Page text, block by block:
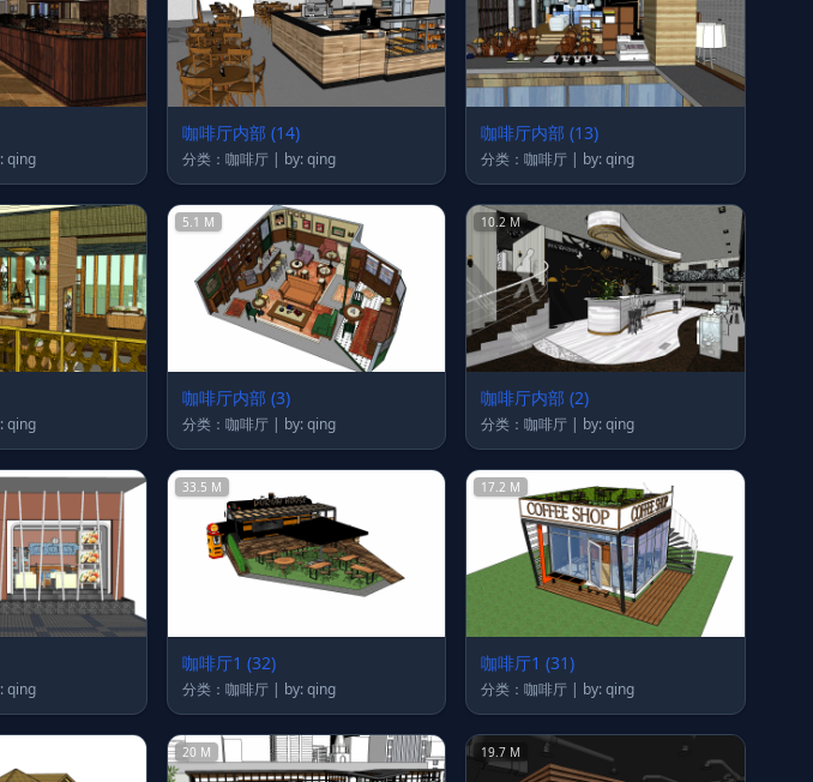
啡厅 | by: qing
咖啡厅内部 (14)
分类：咖啡厅 | by: qing
咖啡厅内部 (13)
分类：咖啡厅 | by: qing
啡厅 | by: qing
5.1 M
咖啡厅内部 (3)
分类：咖啡厅 | by: qing
10.2 M
咖啡厅内部 (2)
分类：咖啡厅 | by: qing
啡厅 | by: qing
33.5 M
咖啡厅1 (32)
分类：咖啡厅 | by: qing
17.2 M
咖啡厅1 (31)
分类：咖啡厅 | by: qing
20 M 19.7 M